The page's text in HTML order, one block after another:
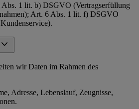
1 lit. b) DSGVO (Vertragserfüllung
Art. 6 Abs. 1 lit. f) DSGVO
wir Daten im Rahmen des
Adresse, Lebenslauf, Zeugnisse,